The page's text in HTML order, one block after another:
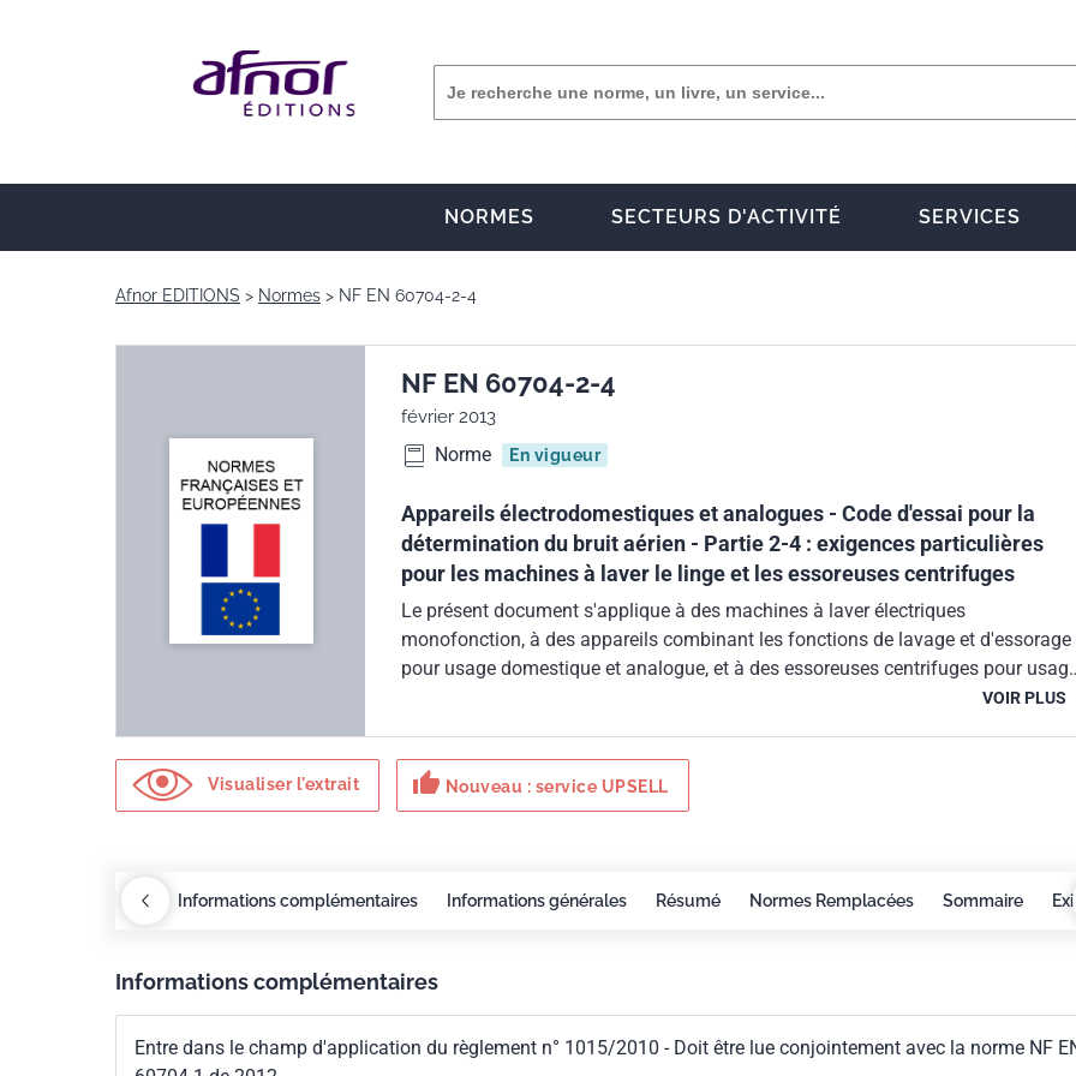
NORMES SECTEURS D'ACTIVITÉ SERVICES
Afnor EDITIONS Normes NF EN 60704-2-4
NF EN 60704-2-4
février 2013
Norme En vigueur
Appareils électrodomestiques et analogues - Code d'essai pour la
détermination du bruit aérien - Partie 2-4 : exigences particulières
pour les machines à laver le linge et les essoreuses centrifuges
Le présent document s'applique à des machines à laver électriques
monofonction, à des appareils combinant les fonctions de lavage et d'essorage
pour usage domestique et analogue, et à des essoreuses centrifuges pour usage
domestique et analogue. Le présent document doit être lu conjointement avec la
d'application du Règlement ECOHWM n° 1015/2010 du 10 novembre 2010.
VOIR PLUS
Visualiser l'extrait thumb_up Nouveau : service UPSELL
COBAZ Informations complémentaires Informations générales Résumé Normes Remplacées Sommaire
Informations complémentaires
Entre dans le champ d'application du règlement n° 1015/2010 - Doit être lue conjointement avec la norme NF